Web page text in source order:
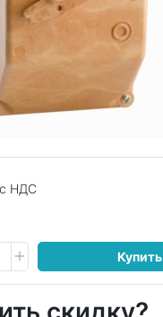
с НДС
Купить